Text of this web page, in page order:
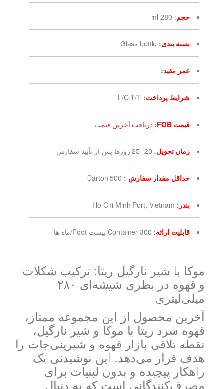
حجم:
280 ml
بسته بندی:
Glass bottle
عمر مفید:
شرایط پرداخت:
L/C,T/T
قیمت FOB : دریافت آخرین قیمت
زمان تحویل: 20 -25 روزها پس از تأیید سفارش
حداقل مقدار سفارش :
500 Carton
بندر :
Ho Chi Minh Port, Vietnam
قابلیت ارائه: 300 Container بیست-Foot/ماه ها
موکا با شیر نارگیل ریتا: ترکیب شکلات
و قهوه در بطری شیشه‌ای ۲۸۰
میلی‌لیتری
آخرین محصول از این مجموعه ممتاز،
قهوه سرد ریتا با موکا و شیر نارگیل،
نقطه تلاقی بازار قهوه و شیرینی‌جات را
هدف قرار می‌دهد. این نوشیدنی یک
راهکار پیچیده و بدون لبنیات برای
مصرف‌کنندگانی است که به دنبال